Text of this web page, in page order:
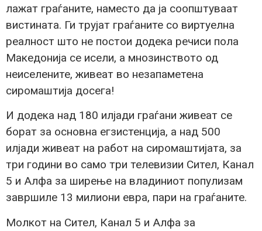
лажат граѓаните, наместо да ја соопштуваат
вистината. Ги трујат граѓаните со виртуелна
реалност што не постои додека речиси пола
Македонија се исели, а мнозинството од
неиселените, живеат во незапаметена
сиромаштија досега!
И додека над 180 илјади граѓани живеат се
борат за основна егзистенција, а над 500
илјади живеат на работ на сиромаштијата, за
три години во само три телевизии Сител, Канал
5 и Алфа за ширење на владиниот популизам
завршиле 13 милиони евра, пари на граѓаните.
Молкот на Сител, Канал 5 и Алфа за